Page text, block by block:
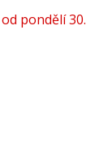
pondělí 30.